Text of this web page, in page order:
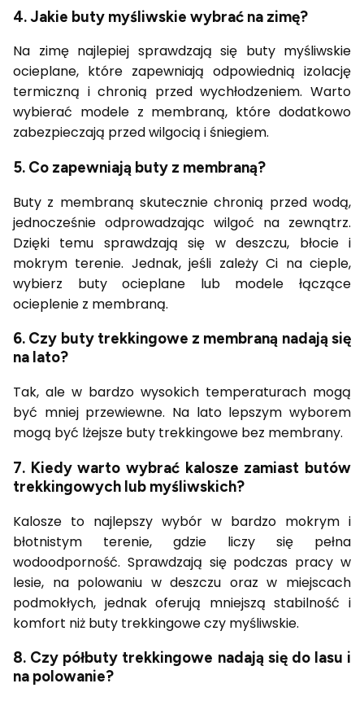
4. Jakie buty myśliwskie wybrać na zimę?
Na zimę najlepiej sprawdzają się buty myśliwskie
ocieplane, które zapewniają odpowiednią izolację
termiczną i chronią przed wychłodzeniem. Warto
wybierać modele z membraną, które dodatkowo
zabezpieczają przed wilgocią i śniegiem.
5. Co zapewniają buty z membraną?
Buty z membraną skutecznie chronią przed wodą,
jednocześnie odprowadzając wilgoć na zewnątrz.
Dzięki temu sprawdzają się w deszczu, błocie i
mokrym terenie. Jednak, jeśli zależy Ci na cieple,
wybierz buty ocieplane lub modele łączące
ocieplenie z membraną.
6. Czy buty trekkingowe z membraną nadają się
na lato?
Tak, ale w bardzo wysokich temperaturach mogą
być mniej przewiewne. Na lato lepszym wyborem
mogą być lżejsze buty trekkingowe bez membrany.
7. Kiedy warto wybrać kalosze zamiast butów
trekkingowych lub myśliwskich?
Kalosze to najlepszy wybór w bardzo mokrym i
błotnistym terenie, gdzie liczy się pełna
wodoodporność. Sprawdzają się podczas pracy w
lesie, na polowaniu w deszczu oraz w miejscach
podmokłych, jednak oferują mniejszą stabilność i
komfort niż buty trekkingowe czy myśliwskie.
8. Czy półbuty trekkingowe nadają się do lasu i
na polowanie?